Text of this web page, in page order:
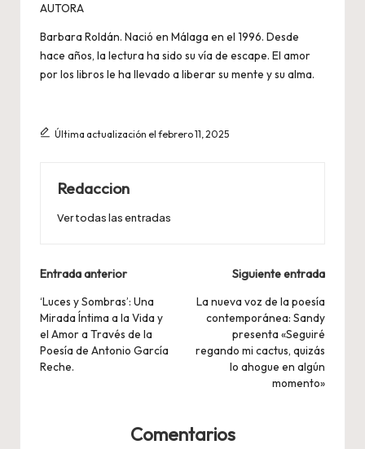
AUTORA
Barbara Roldán. Nació en Málaga en el 1996. Desde
hace años, la lectura ha sido su vía de escape. El amor
por los libros le ha llevado a liberar su mente y su alma.
Última actualización el febrero 11, 2025
Redaccion
Ver todas las entradas
Navegación
de
entradas
Entrada anterior
‘Luces y Sombras’: Una
Mirada Íntima a la Vida y
el Amor a Través de la
Poesía de Antonio García
Reche.
Siguiente entrada
La nueva voz de la poesía
contemporánea: Sandy
presenta «Seguiré
regando mi cactus, quizás
lo ahogue en algún
momento»
Comentarios